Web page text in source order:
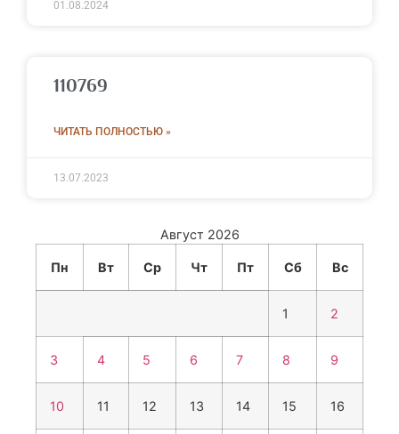
01.08.2024
110769
ЧИТАТЬ ПОЛНОСТЬЮ »
13.07.2023
Август 2026
Пн Вт Ср Чт Пт Сб Вс
1 2
3 4 5 6 7 8 9
10 11 12 13 14 15 16